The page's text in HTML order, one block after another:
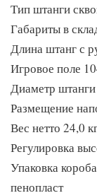
Тип штанги
Габариты в
Длина штанг с
Игровое поле
Диаметр
Размещение
Вес нетто 24,0
Регулировка
Упаковка
пенопласт